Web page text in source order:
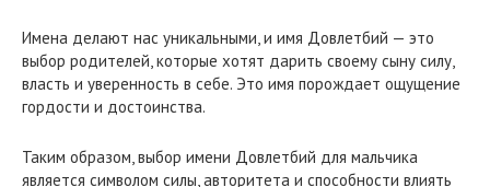
Имена делают нас уникальными, и имя Довлетбий — это
выбор родителей, которые хотят дарить своему сыну силу,
власть и уверенность в себе. Это имя порождает ощущение
гордости и достоинства.
Таким образом, выбор имени Довлетбий для мальчика
является символом силы, авторитета и способности влиять